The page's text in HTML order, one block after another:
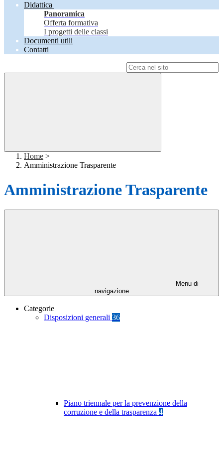
Didattica
Panoramica
Offerta formativa
I progetti delle classi
Documenti utili
Contatti
Home >
Amministrazione Trasparente
Amministrazione Trasparente
Menu di
navigazione
Categorie
Disposizioni generali 36
Piano triennale per la prevenzione della
corruzione e della trasparenza 4